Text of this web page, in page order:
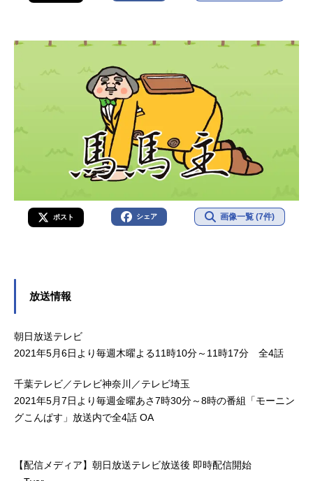
ポスト シェア 画像一覧 (7件)
放送情報
朝日放送テレビ
2021年5月6日より毎週木曜よる11時10分～11時17分 全4話
千葉テレビ／テレビ神奈川／テレビ埼玉
2021年5月7日より毎週金曜あさ7時30分～8時の番組「モーニン
グこんぱす」放送内で全4話 OA
【配信メディア】朝日放送テレビ放送後 即時配信開始